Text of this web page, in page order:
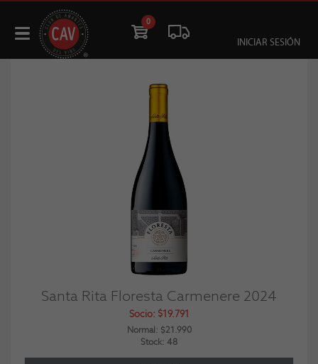
0
INICIAR SESIÓN
Santa Rita Floresta Carmenere 2024
Socio: $19.791
Normal: $21.990
Stock: 48